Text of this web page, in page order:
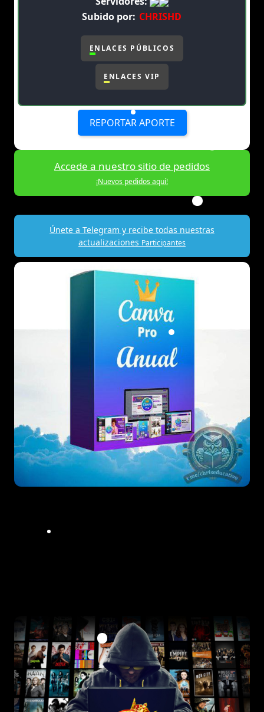
Subido por: CHRISHD
ENLACES PÚBLICOS
ENLACES VIP
REPORTAR APORTE
Accede a nuestro sitio de pedidos
¡Nuevos pedidos aquí!
Únete a Telegram y recibe todas nuestras
actualizaciones Participantes